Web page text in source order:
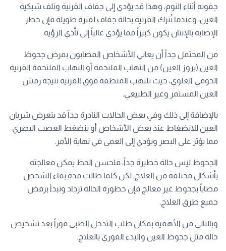
جفونه أثناء النوم، وهذا قد يؤدي إلى جفاف القرنية وتلف شبكية
العين، وعندما تُترك القرنية بحالة جفاف لفترة طويلة فإن خطر
الإصابة بالإنتان يكون كبيراً مما يؤدي غالباً إلى تأذي الرؤية.
من المحتمل جداً أن يعاني الأشخاص المصابون بمرض جحوظ
العين (بروز العين) من التهاب الملتحمة أو التهاب الملتحمة القرنية
الحوفي العلوي، حيث تلتهب المنطقة فوق القرنية نتيجة رمش
العين المستمر وغير الطبيعي.
بالإضافة إلى ذلك وفي بعض الحالات النادرة جداً قد يتعرض شريان
العين للانضغاط عند بعض الأشخاص أو ينضغط العصب البصري
مما يؤثر على البصر ويؤدي إلى العمى في نهاية اﻷمر.
الجحوظ ليس حالة خطيرة جداً، فلحسن الحظ يمكن معالجته
بأشكال مختلفة من العلاج، لكن كلما طالت مدة بقاء الشخص
مصاباً بجحوظ غير معالج فإن خطورة الحالة تزداد وتبدأ برفض
جميع طرق العلاج.
وبالتالي من الأهمية بمكان طلب التدخل الطبي فوراً بعد تشخيص
حالة مثل جحوظ العين والبدء الفوري بالعلاج.